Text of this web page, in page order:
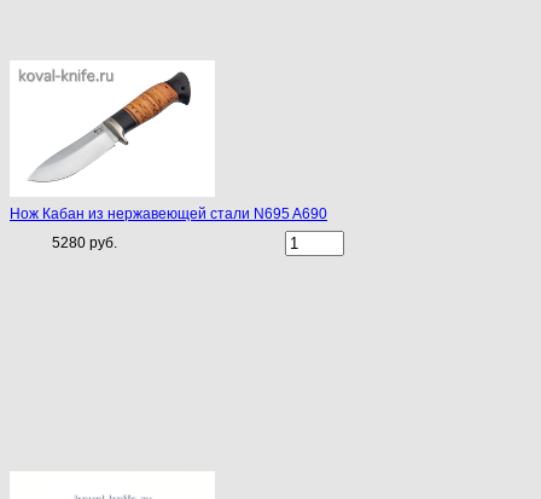
Нож Кабан из нержавеющей стали N695 A690
5280 руб.